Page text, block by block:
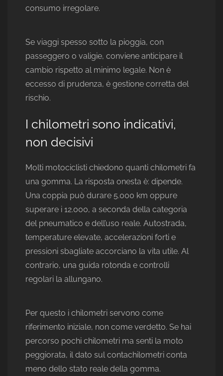
consumo irregolare.
Se viaggi spesso sotto la pioggia, con
passeggero o valigie, conviene anticipare il
cambio rispetto al minimo legale. Non è
eccesso di prudenza, è gestione corretta del
rischio.
I chilometri sono indicativi,
non decisivi
Molti motociclisti chiedono quanti chilometri fa
una gomma. La risposta onesta è: dipende.
Una coppia può durare 5.000 km oppure
superare i 12.000, a seconda della categoria
del pneumatico e dell’uso reale. Autostrada,
temperature elevate, accelerazioni forti e
pressioni sbagliate accorciano la vita utile. Al
contrario, una guida rotonda e controlli
regolari la allungano.
Per questo i chilometri servono come
riferimento iniziale, non come verdetto. Se hai
percorso pochi chilometri ma senti la moto
peggiorata, il dato sul contachilometri conta
meno dello stato reale della gomma.